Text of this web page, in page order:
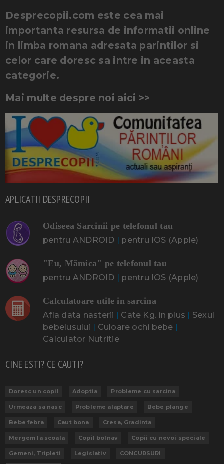
Desprecopii.com este cea mai
importanta resursa de informatii online
in limba romana adresata parintilor si
celor care doresc sa intre in aceasta
categorie.
Mai multe despre noi aici >>
APLICATII DESPRECOPII
Odiseea Sarcinii pe telefonul tau
pentru ANDROID | pentru IOS (Apple)
"Eu, Mămica" pe telefonul tau
pentru ANDROID | pentru IOS (Apple)
Calculatoare utile in sarcina
Afla data nasterii | Cate Kg. in plus | Sexul
bebelusului | Culoare ochi bebe |
Calculator Nutritie
CINE ESTI? CE CAUTI?
Doresc un copil Adoptia Probleme cu sarcina
Urmeaza sa nasc Probleme alaptare Bebe plange
Bebe febra Caut bona Cresa, Gradinta
Mergem la scoala Copil bolnav Copii cu nevoi speciale
Gemeni, Tripleti Legislativ CONCURSURI